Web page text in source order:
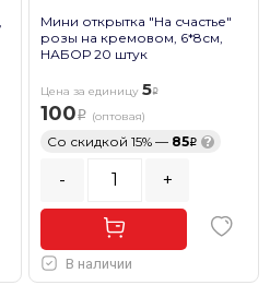
Мини открытка "На счастье"
розы на кремовом, 6*8см,
НАБОР 20 штук
Цена за единицу 5
100 (оптовая)
Со скидкой 15% — 85 ?
- +
В наличии